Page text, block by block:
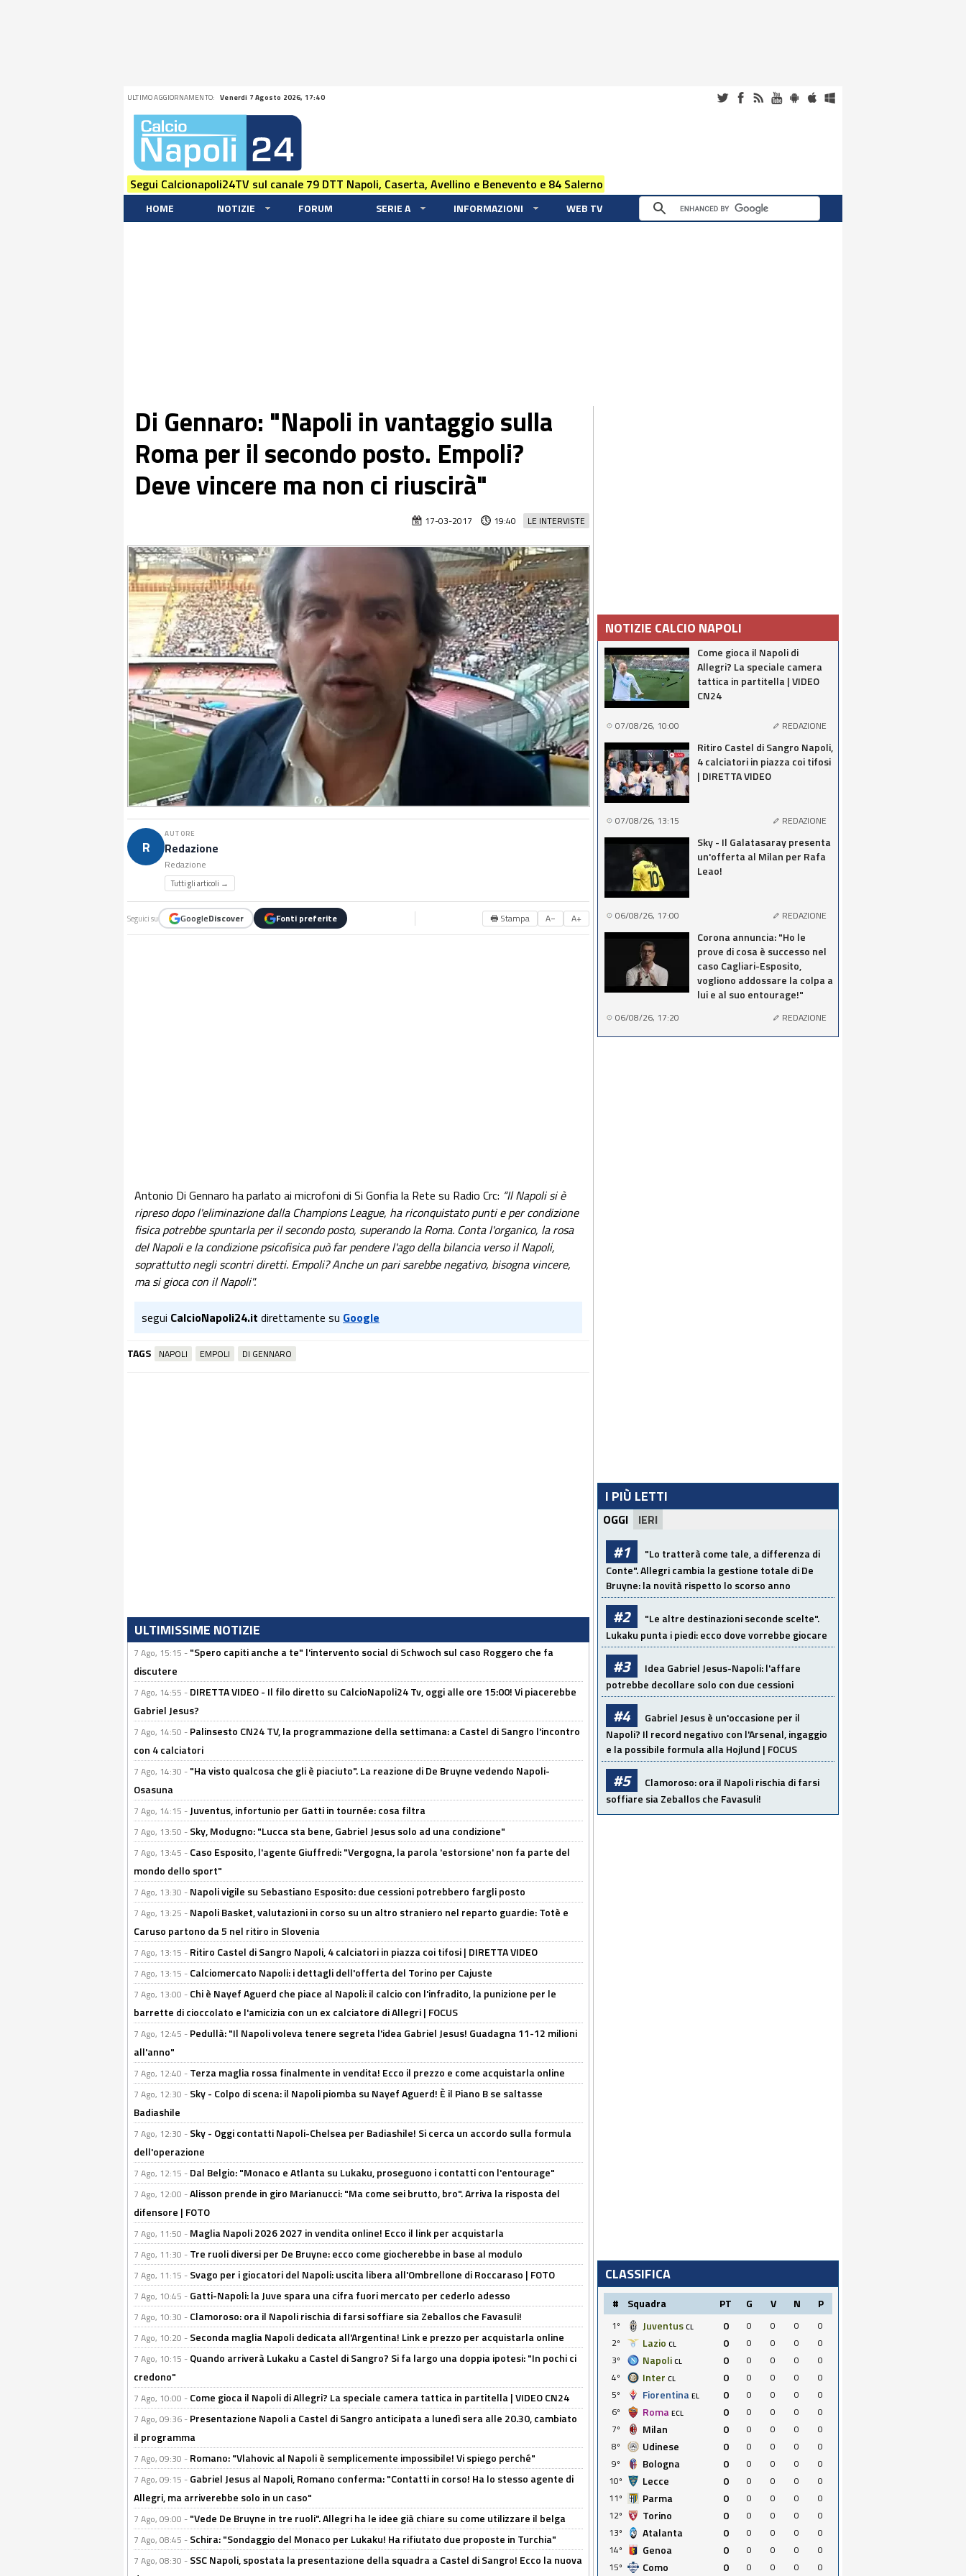
ULTIMO AGGIORNAMENTO: Venerdi 7 Agosto 2026, 17:40
Segui Calcionapoli24TV sul canale 79 DTT Napoli, Caserta, Avellino e Benevento e 84 Salerno
HOME NOTIZIE FORUM SERIE A INFORMAZIONI WEB TV
Di Gennaro: "Napoli in vantaggio sulla
Roma per il secondo posto. Empoli?
Deve vincere ma non ci riuscirà"
LE INTERVISTE
17-03-2017 19:40
R
AUTORE
Redazione
Redazione
Tutti gli articoli →
Seguici su GoogleDiscover Fonti preferite 🖶 Stampa A− A+
Antonio Di Gennaro ha parlato ai microfoni di Si Gonfia la Rete su Radio Crc: “Il Napoli si è
ripreso dopo l'eliminazione dalla Champions League, ha riconquistato punti e per condizione
fisica potrebbe spuntarla per il secondo posto, superando la Roma. Conta l'organico, la rosa
del Napoli e la condizione psicofisica può far pendere l'ago della bilancia verso il Napoli,
soprattutto negli scontri diretti. Empoli? Anche un pari sarebbe negativo, bisogna vincere,
ma si gioca con il Napoli".
segui CalcioNapoli24.it direttamente su Google
TAGS NAPOLI EMPOLI DI GENNARO
ULTIMISSIME NOTIZIE
7 Ago, 15:15 - "Spero capiti anche a te" l'intervento social di Schwoch sul caso Roggero che fa
discutere
7 Ago, 14:55 - DIRETTA VIDEO - Il filo diretto su CalcioNapoli24 Tv, oggi alle ore 15:00! Vi piacerebbe
Gabriel Jesus?
7 Ago, 14:50 - Palinsesto CN24 TV, la programmazione della settimana: a Castel di Sangro l'incontro
con 4 calciatori
7 Ago, 14:30 - "Ha visto qualcosa che gli è piaciuto". La reazione di De Bruyne vedendo Napoli-
Osasuna
7 Ago, 14:15 - Juventus, infortunio per Gatti in tournée: cosa filtra
7 Ago, 13:50 - Sky, Modugno: "Lucca sta bene, Gabriel Jesus solo ad una condizione"
7 Ago, 13:45 - Caso Esposito, l'agente Giuffredi: "Vergogna, la parola 'estorsione' non fa parte del
mondo dello sport"
7 Ago, 13:30 - Napoli vigile su Sebastiano Esposito: due cessioni potrebbero fargli posto
7 Ago, 13:25 - Napoli Basket, valutazioni in corso su un altro straniero nel reparto guardie: Totè e
Caruso partono da 5 nel ritiro in Slovenia
7 Ago, 13:15 - Ritiro Castel di Sangro Napoli, 4 calciatori in piazza coi tifosi | DIRETTA VIDEO
7 Ago, 13:15 - Calciomercato Napoli: i dettagli dell'offerta del Torino per Cajuste
7 Ago, 13:00 - Chi è Nayef Aguerd che piace al Napoli: il calcio con l'infradito, la punizione per le
barrette di cioccolato e l'amicizia con un ex calciatore di Allegri | FOCUS
7 Ago, 12:45 - Pedullà: "Il Napoli voleva tenere segreta l'idea Gabriel Jesus! Guadagna 11-12 milioni
all'anno"
7 Ago, 12:40 - Terza maglia rossa finalmente in vendita! Ecco il prezzo e come acquistarla online
7 Ago, 12:30 - Sky - Colpo di scena: il Napoli piomba su Nayef Aguerd! È il Piano B se saltasse
Badiashile
7 Ago, 12:30 - Sky - Oggi contatti Napoli-Chelsea per Badiashile! Si cerca un accordo sulla formula
dell'operazione
7 Ago, 12:15 - Dal Belgio: "Monaco e Atlanta su Lukaku, proseguono i contatti con l'entourage"
7 Ago, 12:00 -Alisson prende in giro Marianucci: "Ma come sei brutto, bro". Arriva la risposta del
difensore | FOTO
7 Ago, 11:50 - Maglia Napoli 2026 2027 in vendita online! Ecco il link per acquistarla
7 Ago, 11:30 - Tre ruoli diversi per De Bruyne: ecco come giocherebbe in base al modulo
7 Ago, 11:15 - Svago per i giocatori del Napoli: uscita libera all'Ombrellone di Roccaraso | FOTO
7 Ago, 10:45 - Gatti-Napoli: la Juve spara una cifra fuori mercato per cederlo adesso
7 Ago, 10:30 - Clamoroso: ora il Napoli rischia di farsi soffiare sia Zeballos che Favasuli!
7 Ago, 10:20 - Seconda maglia Napoli dedicata all'Argentina! Link e prezzo per acquistarla online
7 Ago, 10:15 - Quando arriverà Lukaku a Castel di Sangro? Si fa largo una doppia ipotesi: "In pochi ci
credono"
7 Ago, 10:00 - Come gioca il Napoli di Allegri? La speciale camera tattica in partitella | VIDEO CN24
7 Ago, 09:36 - Presentazione Napoli a Castel di Sangro anticipata a lunedì sera alle 20.30, cambiato
il programma
7 Ago, 09:30 - Romano: "Vlahovic al Napoli è semplicemente impossibile! Vi spiego perché"
7 Ago, 09:15 - Gabriel Jesus al Napoli, Romano conferma: "Contatti in corso! Ha lo stesso agente di
Allegri, ma arriverebbe solo in un caso"
7 Ago, 09:00 - "Vede De Bruyne in tre ruoli". Allegri ha le idee già chiare su come utilizzare il belga
7 Ago, 08:45 - Schira: "Sondaggio del Monaco per Lukaku! Ha rifiutato due proposte in Turchia"
7 Ago, 08:30 - SSC Napoli, spostata la presentazione della squadra a Castel di Sangro! Ecco la nuova
NOTIZIE CALCIO NAPOLI
Come gioca il Napoli di
Allegri? La speciale camera
tattica in partitella | VIDEO
CN24
07/08/26, 10:00 REDAZIONE
Ritiro Castel di Sangro Napoli,
4 calciatori in piazza coi tifosi
| DIRETTA VIDEO
07/08/26, 13:15 REDAZIONE
Sky - Il Galatasaray presenta
un'offerta al Milan per Rafa
Leao!
06/08/26, 17:00 REDAZIONE
Corona annuncia: "Ho le
prove di cosa è successo nel
caso Cagliari-Esposito,
vogliono addossare la colpa a
lui e al suo entourage!"
06/08/26, 17:20 REDAZIONE
I PIÙ LETTI
OGGI IERI
#1
"Lo tratterà come tale, a differenza di
Conte". Allegri cambia la gestione totale di De
Bruyne: la novità rispetto lo scorso anno
#2
"Le altre destinazioni seconde scelte".
Lukaku punta i piedi: ecco dove vorrebbe giocare
#3
Idea Gabriel Jesus-Napoli: l'affare
potrebbe decollare solo con due cessioni
#4
Gabriel Jesus è un'occasione per il
Napoli? Il record negativo con l'Arsenal, ingaggio
e la possibile formula alla Hojlund | FOCUS
#5
Clamoroso: ora il Napoli rischia di farsi
soffiare sia Zeballos che Favasuli!
CLASSIFICA
# Squadra PT G V N P
1º Juventus CL 0 0 0 0
0
2º
Lazio CL 0 0 0 0
0
3º
Napoli CL 0 0 0 0
0
4º
Inter CL 0 0 0 0
0
5º
Fiorentina EL 0 0 0 0
0
6º
Roma ECL 0 0 0 0
0
7º
Milan 0 0 0 0
0
8º
Udinese 0 0 0 0
0
9º
Bologna 0 0 0 0
0
10º
Lecce 0 0 0 0
0
11º
Parma 0 0 0 0
0
12º
Torino 0 0 0 0
0
13º
Atalanta 0 0 0 0
0
14º
Genoa 0 0 0 0
0
15º
Como 0 0 0 0 0